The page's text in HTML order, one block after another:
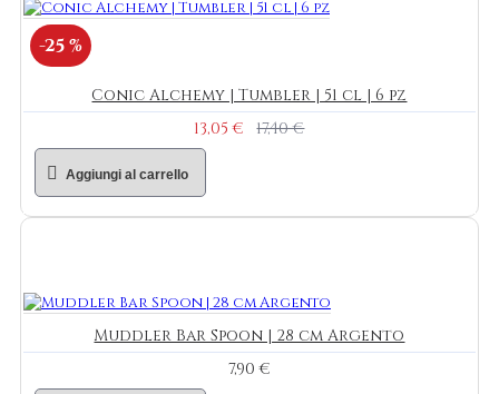
-25 %
Conic Alchemy | Tumbler | 51 cl | 6 pz
13,05 €
17,40 €
Aggiungi al carrello
Muddler Bar Spoon | 28 cm Argento
7,90 €